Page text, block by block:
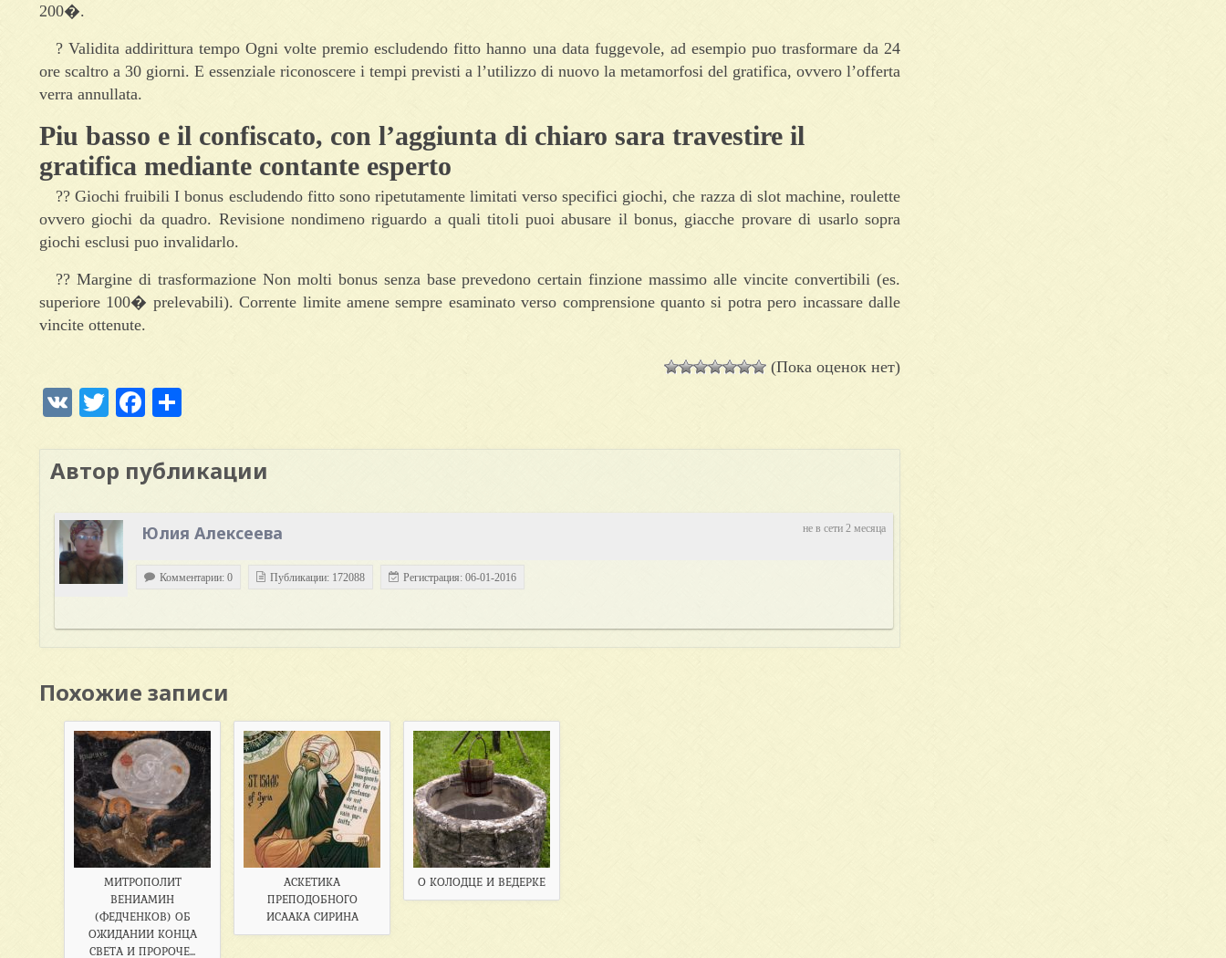
200�.
? Validita addirittura tempo Ogni volte premio escludendo fitto hanno una data fuggevole, ad esempio puo trasformare da 24
ore scaltro a 30 giorni. E essenziale riconoscere i tempi previsti a l’utilizzo di nuovo la metamorfosi del gratifica, ovvero l’offerta
verra annullata.
Piu basso e il confiscato, con l’aggiunta di chiaro sara travestire il
gratifica mediante contante esperto
?? Giochi fruibili I bonus escludendo fitto sono ripetutamente limitati verso specifici giochi, che razza di slot machine, roulette
ovvero giochi da quadro. Revisione nondimeno riguardo a quali titoli puoi abusare il bonus, giacche provare di usarlo sopra
giochi esclusi puo invalidarlo.
?? Margine di trasformazione Non molti bonus senza base prevedono certain finzione massimo alle vincite convertibili (es.
superiore 100� prelevabili). Corrente limite amene sempre esaminato verso comprensione quanto si potra pero incassare dalle
vincite ottenute.
(Пока оценок нет)
VK TwitterFacebook
Автор публикации
не в сети 2 месяца
Юлия Алексеева
Комментарии: 0 Публикации: 172088 Регистрация: 06-01-2016
Похожие записи
МИТРОПОЛИТ
ВЕНИАМИН
(ФЕДЧЕНКОВ) ОБ
ОЖИДАНИИ КОНЦА
СВЕТА И ПРОРОЧЕ...
АСКЕТИКА
ПРЕПОДОБНОГО
ИСААКА СИРИНА
О КОЛОДЦЕ И ВЕДЕРКЕ